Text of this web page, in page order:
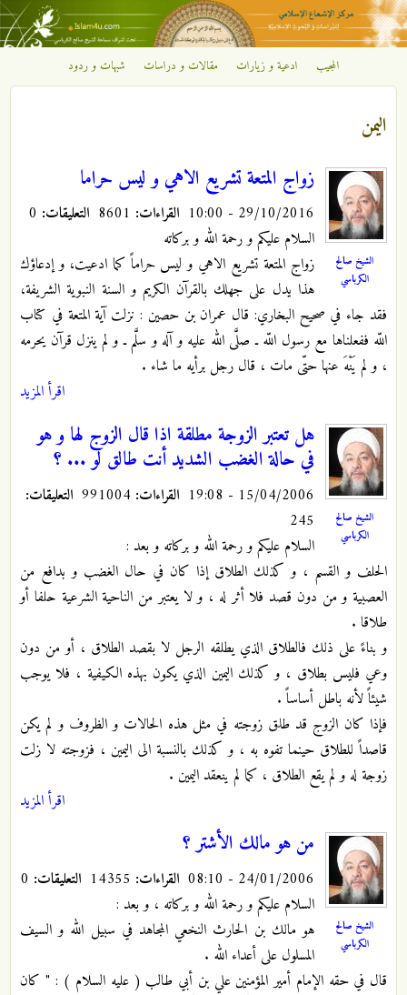
تجاوز إلى المحتوى الرئيسي
مركز
الإشعاع
الإسلامي
المجيب ادعية و زيارات مقالات و دراسات شبهات و ردود
اليمن
الشيخ صالح
الكرباسي
زواج المتعة تشريع الاهي و ليس حراما
29/10/2016 - 10:00 القراءات: التعليقات:
السلام عليكم و رحمة الله و بركاته
زواج المتعة تشريع الاهي و ليس حراماً كما ادعيت، و إدعاؤك
هذا يدل على جهلك بالقرآن الكريم و السنة النبوية الشريفة،
فقد جاء في صحيح البخاري: قال عمران بن حصين : نزلت آية المتعة في كتاب
اللّه ففعلناها مع رسول اللّه ـ صلَّى الله عليه و آله و سلَّم ـ و لم ينزل قرآن يحرمه
، و لم يَنْهَ عنها حتّى مات ، قال رجل برأيه ما شاء .
اقرأ المزيد
الشيخ صالح
الكرباسي
هل تعتبر الزوجة مطلقة اذا قال الزوج لها و هو
في حالة الغضب الشديد أنت طالق لو ... ؟
15/04/2006 - 19:08 القراءات:
التعليقات:
245
السلام عليكم و رحمة الله و بركاته و بعد :
الحلف و القسم ، و كذلك الطلاق إذا كان في حال الغضب و بدافع من
العصبية و من دون قصد فلا أثر له ، و لا يعتبر من الناحية الشرعية حلفا أو
طلاقا .
و بناءً على ذلك فالطلاق الذي يطلقه الرجل لا بقصد الطلاق ، أو من دون
وعي فليس بطلاق ، و كذلك اليمين الذي يكون بهذه الكيفية ، فلا يوجب
شيئاً لأنه باطل أساساً .
فإذا كان الزوج قد طلق زوجته في مثل هذه الحالات و الظروف و لم يكن
قاصداً للطلاق حينما تفوه به ، و كذلك بالنسبة الى اليمين ، فزوجته لا زلت
زوجة له و لم يقع الطلاق ، كما لم ينعقد اليمين .
اقرأ المزيد
الشيخ صالح
الكرباسي
من هو مالك الأشتر ؟
24/01/2006 - 08:10 القراءات: التعليقات:
السلام عليكم و رحمة الله و بركاته ، و بعد :
هو مالك بن الحارث النخعي المجاهد في سبيل الله و السيف
المسلول على أعداء الله .
قال في حقه الإمام أمير المؤمنين علي بن أبي طالب ( عليه السلام ) : " كان